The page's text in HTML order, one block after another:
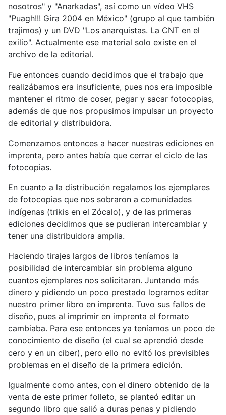
nosotros" y "Anarkadas", así como un vídeo VHS
"Puagh!!! Gira 2004 en México" (grupo al que también
trajimos) y un DVD "Los anarquistas. La CNT en el
exilio". Actualmente ese material solo existe en el
archivo de la editorial.
Fue entonces cuando decidimos que el trabajo que
realizábamos era insuficiente, pues nos era imposible
mantener el ritmo de coser, pegar y sacar fotocopias,
además de que nos propusimos impulsar un proyecto
de editorial y distribuidora.
Comenzamos entonces a hacer nuestras ediciones en
imprenta, pero antes había que cerrar el ciclo de las
fotocopias.
En cuanto a la distribución regalamos los ejemplares
de fotocopias que nos sobraron a comunidades
indígenas (trikis en el Zócalo), y de las primeras
ediciones decidimos que se pudieran intercambiar y
tener una distribuidora amplia.
Haciendo tirajes largos de libros teníamos la
posibilidad de intercambiar sin problema alguno
cuantos ejemplares nos solicitaran. Juntando más
dinero y pidiendo un poco prestado logramos editar
nuestro primer libro en imprenta. Tuvo sus fallos de
diseño, pues al imprimir en imprenta el formato
cambiaba. Para ese entonces ya teníamos un poco de
conocimiento de diseño (el cual se aprendió desde
cero y en un ciber), pero ello no evitó los previsibles
problemas en el diseño de la primera edición.
Igualmente como antes, con el dinero obtenido de la
venta de este primer folleto, se planteó editar un
segundo libro que salió a duras penas y pidiendo